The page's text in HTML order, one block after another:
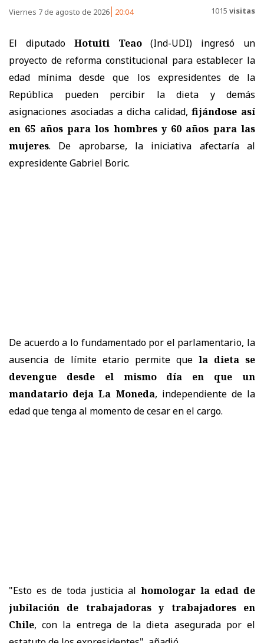
Viernes 7 de agosto de 2026 20:04 1015 visitas
El diputadoHotuiti Teao(Ind-UDI) ingresó un
proyecto de reforma constitucional para establecer la
edad mínima desde que los expresidentes de la
República pueden percibir la dieta y demás
asignaciones asociadas a dicha calidad,fijándose así
en 65 años para los hombres y 60 años para las
mujeres. De aprobarse, la iniciativa afectaría al
expresidente Gabriel Boric.
De acuerdo a lo fundamentado por el parlamentario, la
ausencia de límite etario permite que la dieta se
devengue desde el mismo día en que un
mandatario deja La Moneda, independiente de la
edad que tenga al momento de cesar en el cargo.
"Esto es de toda justicia al homologar la edad de
jubilación de trabajadoras y trabajadores en
Chile, con la entrega de la dieta asegurada por el